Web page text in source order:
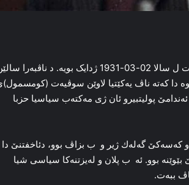
میخایل سرگێیڤیچ گورباشوڤ یاسازان و سیاسەتمەدارێ سوڤیەت ل سالا 02-03-1931 ژدایک بویە. د ناڤبەرا
خوە دا كەتە ناڤ یەکێتیا لاوێن سوڤیەت
سالیێیا خوە دا ژی دبە ئەندامێ پولیتبیرو ئان ژی مەکتەب سیاسیا حزبا
كەسەكێ گەلەك ژیر و ب بزاڤ بوو، دئاخفتنێ دا
بوو. ئە ب پلان و لەیزتنەكا سیاسی شیا